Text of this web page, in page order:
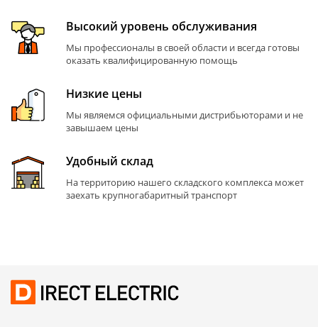
Высокий уровень обслуживания
Мы профессионалы в своей области и всегда готовы
оказать квалифицированную помощь
Низкие цены
Мы являемся официальными дистрибьюторами и не
завышаем цены
Удобный склад
На территорию нашего складского комплекса может
заехать крупногабаритный транспорт